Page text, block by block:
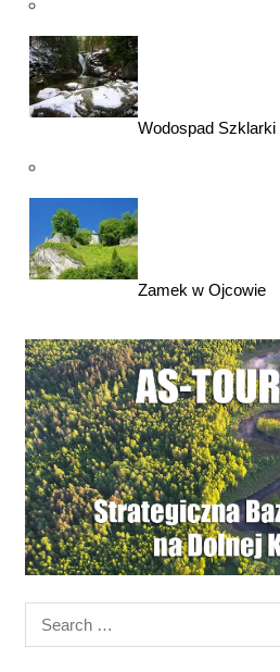
Wodospad Szklarki
Zamek w Ojcowie
Search
for: